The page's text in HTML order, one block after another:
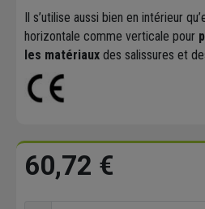
Il s’utilise aussi bien en intérieur
horizontale comme verticale pour
les matériaux des salissures et
60,72 €